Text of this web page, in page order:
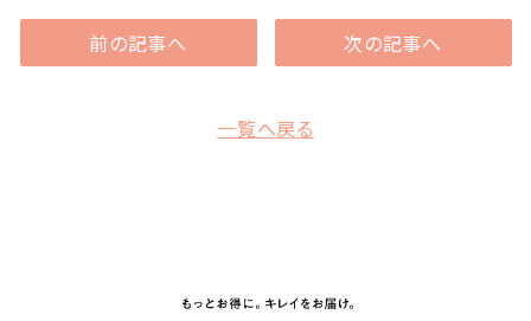
前の記事へ
一覧へ戻る
次の記事へ